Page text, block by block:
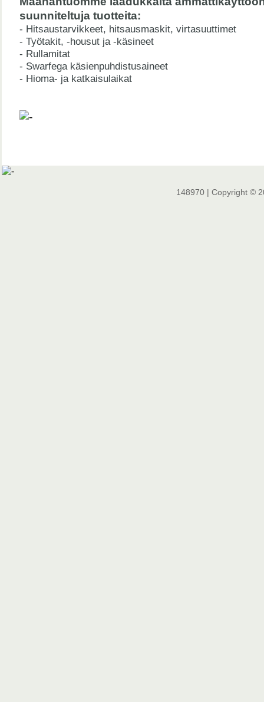
suunniteltuja tuotteita:
- Hitsaustarvikkeet, hitsausmaskit, virtasuuttimet
- Työtakit, -housut ja -käsineet
- Rullamitat
- Swarfega käsienpuhdistusaineet
- Hioma- ja katkaisulaikat
148970 | Copyright ©